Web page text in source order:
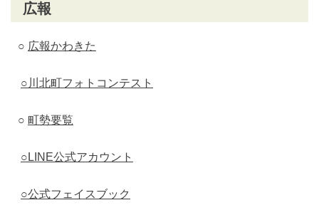
広報
○ 広報かわきた
○川北町フォトコンテスト
○ 町勢要覧
○LINE公式アカウント
○公式フェイスブック